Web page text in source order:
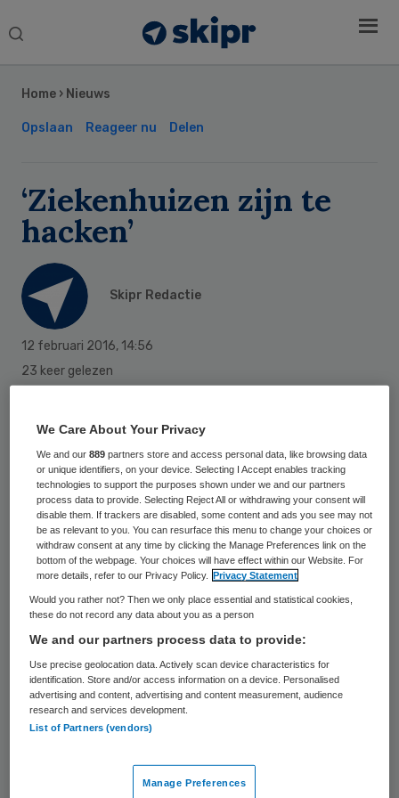
Search
Home › Nieuws
Opslaan Reageer nu Delen
‘Ziekenhuizen zijn te
hacken’
Skipr Redactie
12 februari 2016, 14:56
23 keer gelezen
Het blijkt mogelijk om medische apparaten
in ziekenhuizen te hacken. Daarvoor
waarschuwt beveiliger Kaspersky Lab.
Cybercriminelen kunnen gegevens van
patiënten stelen en diagnoses aanpassen.
Ook kunnen ze een dosis verhogen en
verlagen. Dure apparatuur kan onbruikbaar
worden gemaakt.
geslaagd een ziekenhuis te hacken. Hij vond
een kliniek op Shodan.io, een zoekmachine
voor apparaten die op het internet zijn
aangesloten, en besloot in overleg met de
eigenaar om de beveiliging te testen. Voor
Sidebar
We Care About Your Privacy
We and our889 partners store and access personal data, like browsing data
or unique identifiers, on your device. Selecting I Accept enables tracking
technologies to support the purposes shown under we and our partners
process data to provide. Selecting Reject All or withdrawing your consent will
disable them. If trackers are disabled, some content and ads you see may not
be as relevant to you. You can resurface this menu to change your choices or
withdraw consent at any time by clicking the Manage Preferences link on the
bottom of the webpage. Your choices will have effect within our Website. For
more details, refer to our Privacy Policy.
Privacy Statement
Would you rather not? Then we only place essential and statistical cookies,
these do not record any data about you as a person
We and our partners process data to provide:
Use precise geolocation data. Actively scan device characteristics for
identification. Store and/or access information on a device. Personalised
advertising and content, advertising and content measurement, audience
research and services development.
List of Partners (vendors)
Manage Preferences